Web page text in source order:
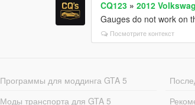
CQ123 »2012
Gauges do not work on
Посмотрите контекст
Программы для моддинга GTA 5
Моды транспорта для GTA 5